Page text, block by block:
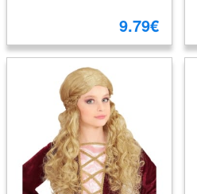
9.79€